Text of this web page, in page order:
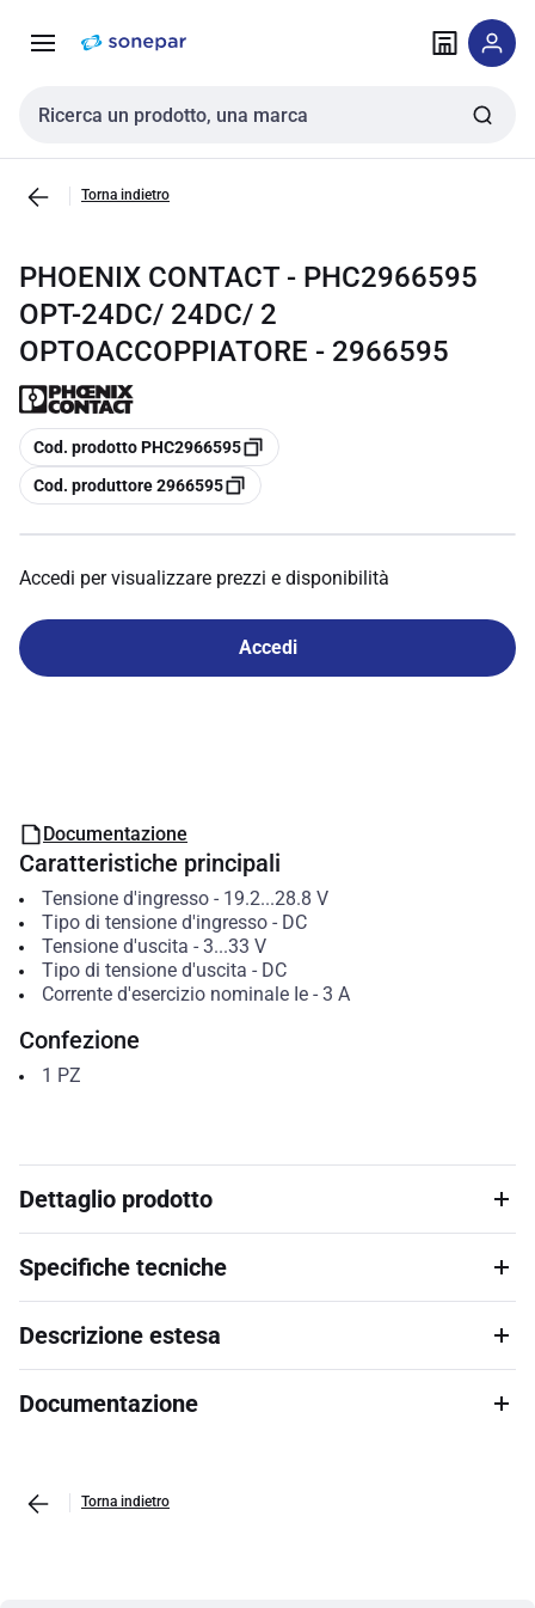
navigazione alla
Cerca input
Torna indietro
PHOENIX CONTACT - PHC2966595
OPT-24DC/ 24DC/ 2
OPTOACCOPPIATORE - 2966595
copia
Cod. prodotto PHC2966595
copia
Cod. produttore 2966595
Accedi per visualizzare prezzi e disponibilità
Accedi
Documentazione
Caratteristiche principali
Tensione d'ingresso- 19.2...28.8 V
Tipo di tensione d'ingresso- DC
Tensione d'uscita - 3...33 V
Tipo di tensione d'uscita - DC
Corrente d'esercizio nominale Ie- 3 A
Confezione
1 PZ
Dettaglio prodotto
Specifiche tecniche
Descrizione estesa
Documentazione
Torna indietro